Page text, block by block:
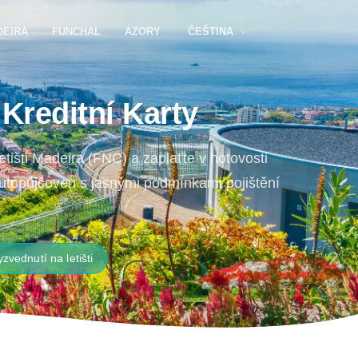
FUNCHAL AZORY ČEŠTINA
Karty
Madeira (FNC) a zaplaťte v hotovosti
s jasnými podmínkami pojištění
na letišti